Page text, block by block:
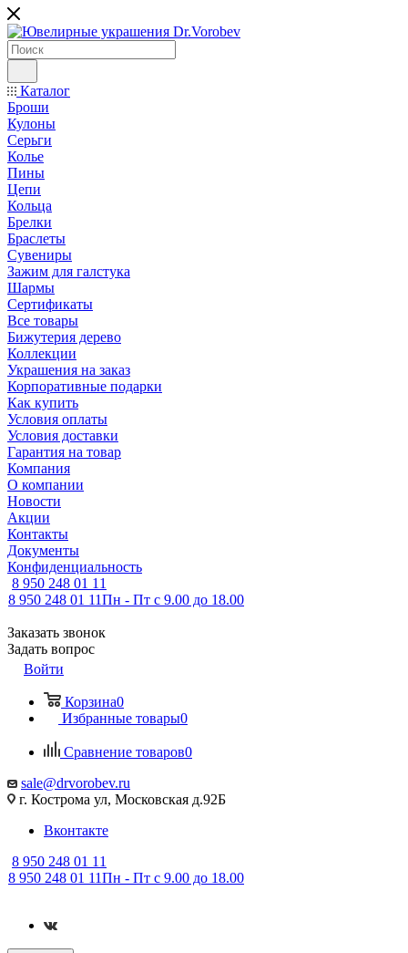
Каталог
Броши
Кулоны
Серьги
Колье
Пины
Цепи
Кольца
Брелки
Браслеты
Сувениры
Зажим для галстука
Шармы
Сертификаты
Все товары
Бижутерия дерево
Коллекции
Украшения на заказ
Корпоративные подарки
Как купить
Условия оплаты
Условия доставки
Гарантия на товар
Компания
О компании
Новости
Акции
Контакты
Документы
Конфиденциальность
8 950 248 01 11
8 950 248 01 11Пн - Пт с 9.00 до 18.00
Заказать звонок
Задать вопрос
Войти
Корзина0
Избранные товары0
Сравнение товаров0
sale@drvorobev.ru
г. Кострома ул, Московская д.92Б
Вконтакте
8 950 248 01 11
8 950 248 01 11Пн - Пт с 9.00 до 18.00